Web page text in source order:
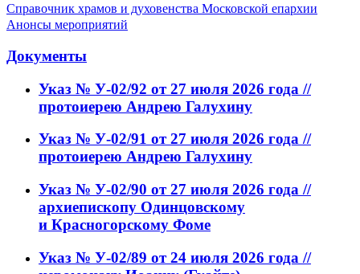
Справочник храмов и духовенства Московской епархии
Анонсы мероприятий
Документы
Указ № У-02/92 от 27 июля 2026 года //
протоиерею Андрею Галухину
Указ № У-02/91 от 27 июля 2026 года //
протоиерею Андрею Галухину
Указ № У-02/90 от 27 июля 2026 года //
архиепископу Одинцовскому
и Красногорскому Фоме
Указ № У-02/89 от 24 июля 2026 года //